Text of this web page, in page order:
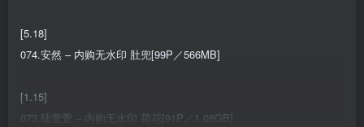
[5.18]
074.安然 – 内购无水印 肚兜[99P／566MB]
[1.15]
073.陆萱萱 – 内购无水印 荷花[91P／1.08GB]